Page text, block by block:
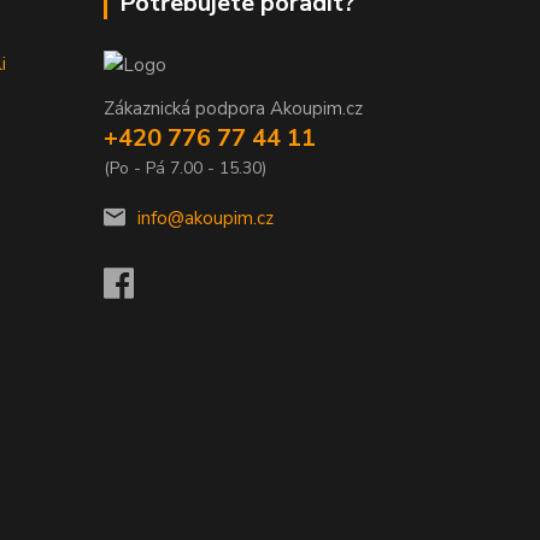
Zákaznická podpora Akoupim.cz
+420 776 77 44 11
(Po - Pá 7.00 - 15.30)
info@akoupim.cz